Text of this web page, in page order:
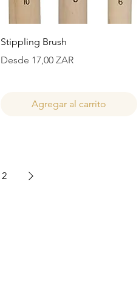
Vista rápida
Stippling Brush
Desde 17,00 ZAR
Precio de oferta
Agregar al carrito
2